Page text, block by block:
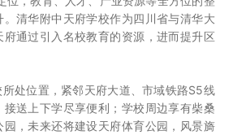
清华附中天府学校作为四川省与清华大
通过引入名校教育的资源，进而提升区
处位置，紧邻天府大道、市域铁路S5线
接送上下学尽享便利；学校周边享有柴桑
，未来还将建设天府体育公园，风景旖